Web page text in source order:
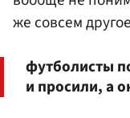
же совсем
футболисты
и просили, а